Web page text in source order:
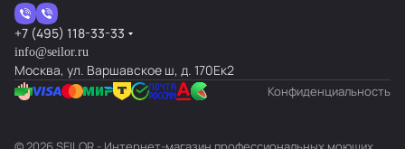
+7 (495) 118-33-33
info@seilor.ru
Москва, ул. Варшавское ш, д. 170Ек2
Конфиденциальность